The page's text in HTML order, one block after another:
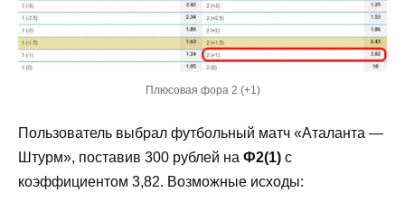
Плюсовая фора 2 (+1)
Пользователь выбрал футбольный матч «Аталанта —
Штурм», поставив 300 рублей на Ф2(1) с
коэффициентом 3,82. Возможные исходы: